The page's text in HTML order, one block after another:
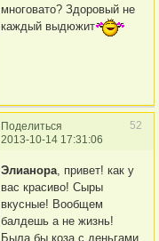
многовато? Здоровый не
каждый выдюжит
Поделиться
52
2013-10-14 17:31:06
Элианора, привет! как у
вас красиво! Сыры
вкусные! Вообщем
балдешь а не жизнь!
Была бы коза с деньгами